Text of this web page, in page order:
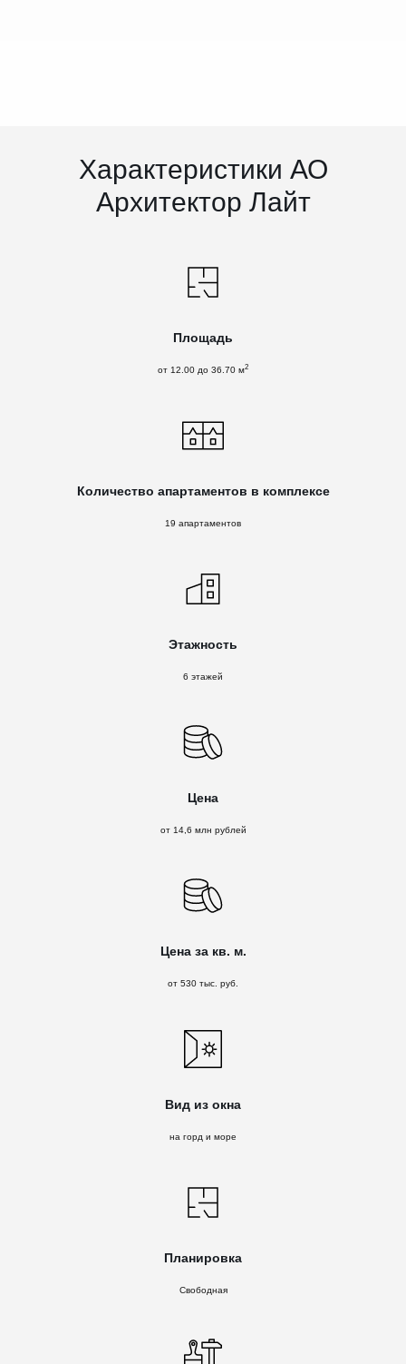
Характеристики АО
Архитектор Лайт
Площадь
от 12.00 до 36.70 м2
Количество апартаментов в комплексе
19 апартаментов
Этажность
6 этажей
Цена
от 14,6 млн рублей
Цена за кв. м.
от 530 тыс. руб.
Вид из окна
на горд и море
Планировка
Свободная